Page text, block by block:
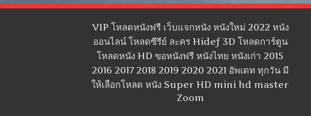
VIP โหลดหนังฟรี เว็บแจกหนัง หนังใหม่ 2022 หนัง
ออนไลน์ โหลดซีรีย์ ละคร Hidef 3D โหลดการ์ตูน
โหลดหนัง HD ขอหนังฟรี หนังไทย หนังเก่า 2015
2016 2017 2018 2019 2020 2021 อัพเดท ทุกวัน มี
ให้เลือกโหลด หนัง Super HD mini hd master
Zoom